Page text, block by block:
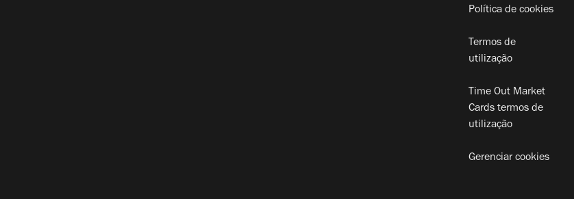
Política de cookies
Termos de
utilização
Time Out Market
Cards termos de
utilização
Gerenciar cookies